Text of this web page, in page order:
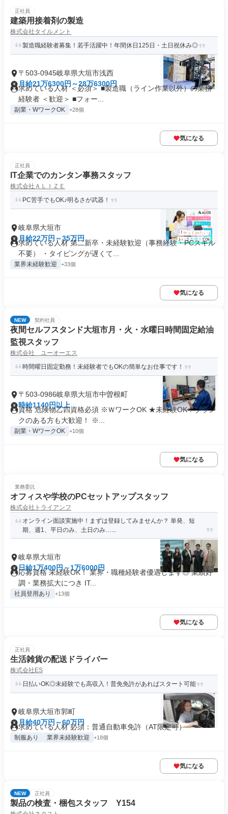
正社員
建築用接着剤の製造
株式会社タイルメント
製造職経験者募集！若手活躍中！年間休日125日・土日祝休み◎
〒503-0945岐阜県大垣市浅西
月給21万6300円～28万6300円
求めている人材 ＜必須＞ ■製造職（ライン作業以外）の業務
経験者 ＜歓迎＞ ■フォー...
副業・WワークOK +28個
気になる
正社員
IT企業でのカンタン事務スタッフ
株式会社ＡＬＩＺＥ
PC苦手でもOK♪明るさが武器！
岐阜県大垣市
月給22万円～35万円
求めている人材 第二新卒・未経験歓迎（事務経験・PCスキル
不要） ・タイピングが遅くて...
業界未経験歓迎 +33個
気になる
NEW 契約社員
夜間セルフスタンド大垣市月・火・水曜日時間固定給油
監視スタッフ
株式会社 ユーオーエス
時間曜日固定勤務！未経験者でもOKの簡単なお仕事です！
〒503-0986岐阜県大垣市中曽根町
時給1140円以上
資格 危険物乙四資格必須 ※ＷワークOK ★未経験OK！ブラン
クのある方も大歓迎！ ※...
副業・WワークOK +10個
気になる
業務委託
オフィスや学校のPCセットアップスタッフ
株式会社トライアンフ
オンライン面談実施中！まずは登録してみませんか？ 単発、短
期、週1、平日のみ、土日のみ…...
岐阜県大垣市
日給1万400円～1万6000円
応募資格 未経験OK！ 業界・職種経験者優遇します◎ 業績好
調・業務拡大につき IT...
社員登用あり +13個
気になる
正社員
生活雑貨の配送ドライバー
株式会社ES
日払いOK◎未経験でも高収入！普免免許があればスタート可能
岐阜県大垣市郭町
月給40万円～60万円
求めている人材 必須：普通自動車免許（AT限定可）
制服あり 業界未経験歓迎 +18個
気になる
NEW 正社員
製品の検査・梱包スタッフ Y154